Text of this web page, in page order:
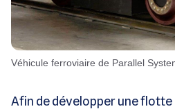
Véhicule ferroviaire de Parallel
Afin de développer une flotte